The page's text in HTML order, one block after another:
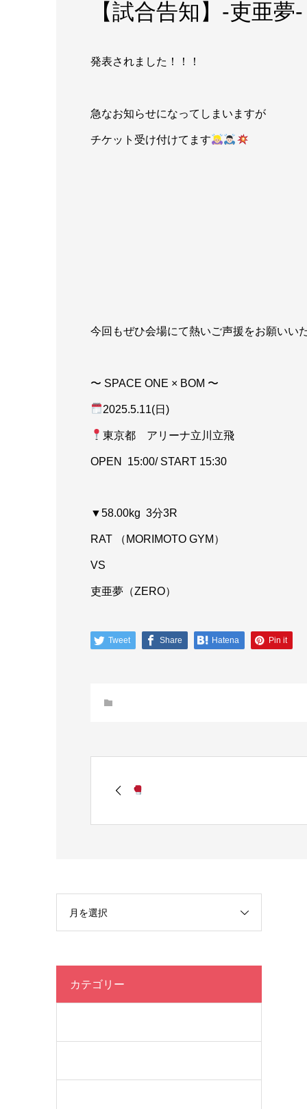
【試合告知】-吏亜夢-
発表されました！！！
急なお知らせになってしまいますが
チケット受け付けてます
今回もぜひ会場にて熱いご声援をお願いい
〜 SPACE ONE × BOM 〜
2025.5.11(日)
東京都 アリーナ立川立飛
OPEN 15:00/ START 15:30
▼58.00kg 3分3R
RAT （MORIMOTO GYM）
VS
吏亜夢（ZERO）
Tweet Share Hatena Pin it
月を選択
カテゴリー